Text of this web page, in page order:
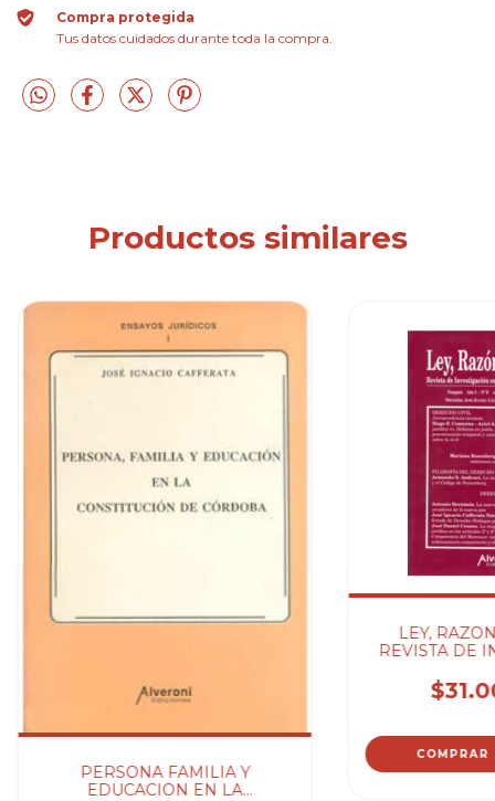
Compra protegida
Tus datos cuidados durante toda la compra.
Productos similares
PERSONA FAMILIA Y
EDUCACION EN LA
LEY,
REVISTA DE